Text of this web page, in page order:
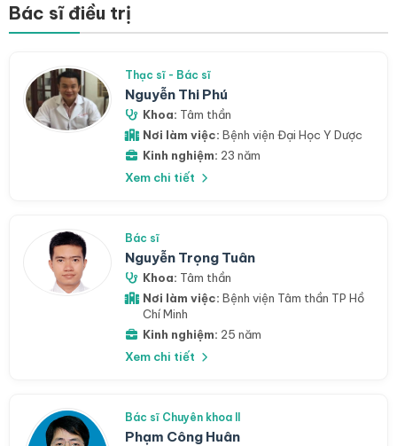
Bác sĩ điều trị
Thạc sĩ - Bác sĩ
Nguyễn Thi Phú
Khoa: Tâm thần
Nơi làm việc: Bệnh viện Đại Học Y Dược
Kinh nghiệm: 23 năm
Xem chi tiết
Bác sĩ
Nguyễn Trọng Tuân
Khoa: Tâm thần
Nơi làm việc: Bệnh viện Tâm thần TP Hồ
Chí Minh
Kinh nghiệm: 25 năm
Xem chi tiết
Bác sĩ Chuyên khoa II
Phạm Công Huân